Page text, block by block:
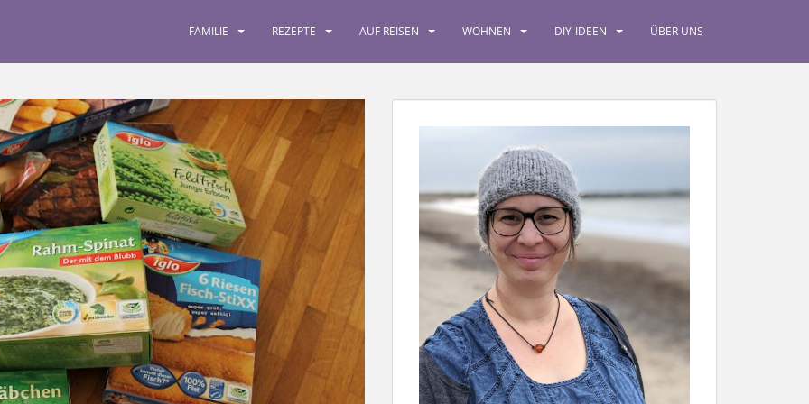
FAMILIE REZEPTE AUF REISEN WOHNEN DIY-IDEEN ÜBER UNS